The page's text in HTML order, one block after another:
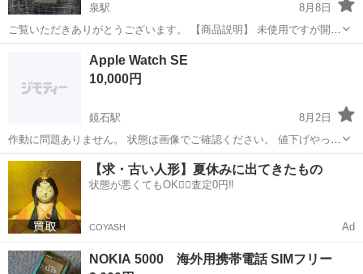
泉駅
8月8日
ご覧いただきありがとうございます。 【商品説明】 未使用ですが開封
済みになっています 気になる方はご遠慮ください。 【商品情報】 サ
Apple Watch SE
10,000円
鏡石駅
8月2日
作動に問題ありません。 状態は画像でご確認ください。 値下げやって
ません 取引早い方優先 神経質な方は取引控えてください。 スムーズ
な取引お待ちしてます。
福島 岩瀬郡 鏡石駅 その他 Apple Watch
【求・古い人形】夏休みに出てきたもの
状態が悪くてもOK🙆‍♀️査定0円‼️
COYASH Ad
NOKIA 5000 海外用携帯電話 SIMフリー